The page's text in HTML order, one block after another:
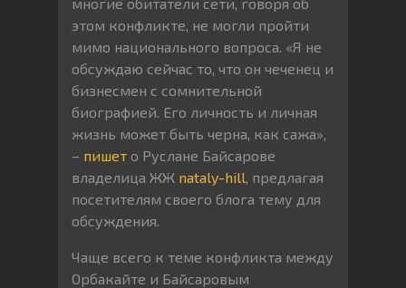
этом конфликте, не могли пройти
мимо национального вопроса. «Я не
обсуждаю сейчас то, что он чеченец и
бизнесмен с сомнительной
биографией. Его личность и личная
жизнь может быть черна, как сажа»,
– пишет о Руслане Байсарове
владелица ЖЖ nataly-hill, предлагая
посетителям своего блога тему для
обсуждения.
Чаще всего к теме конфликта между
Орбакайте и Байсаровым